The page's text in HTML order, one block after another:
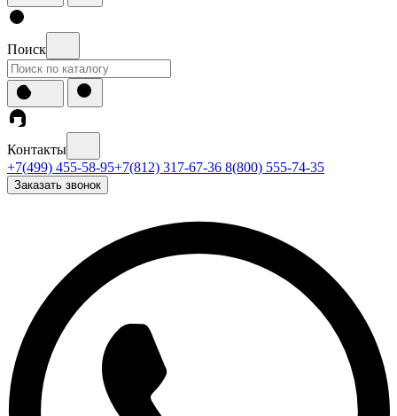
Поиск
Контакты
+7(499) 455-58-95+7(812) 317-67-36 8(800) 555-74-35
Заказать звонок